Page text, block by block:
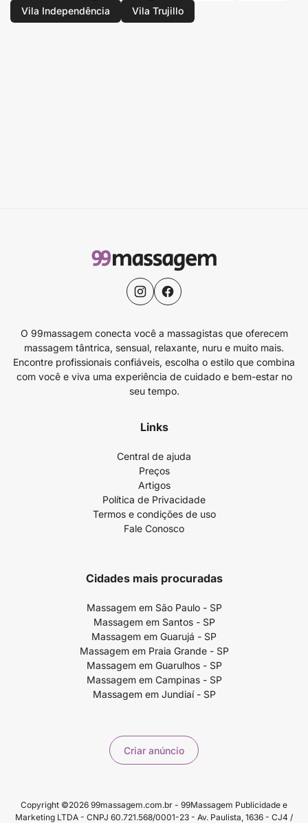
Vila Independência
Vila Trujillo
O 99massagem conecta você a massagistas que oferecem
massagem tântrica, sensual, relaxante, nuru e muito mais.
Encontre profissionais confiáveis, escolha o estilo que combina
com você e viva uma experiência de cuidado e bem-estar no
seu tempo.
Links
Central de ajuda
Preços
Artigos
Política de Privacidade
Termos e condições de uso
Fale Conosco
Cidades mais procuradas
Massagem em São Paulo - SP
Massagem em Santos - SP
Massagem em Guarujá - SP
Massagem em Praia Grande - SP
Massagem em Guarulhos - SP
Massagem em Campinas - SP
Massagem em Jundiaí - SP
Criar anúncio
Copyright ©2026 99massagem.com.br - 99Massagem Publicidade e
Marketing LTDA - CNPJ 60.721.568/0001-23 - Av. Paulista, 1636 - CJ4 /